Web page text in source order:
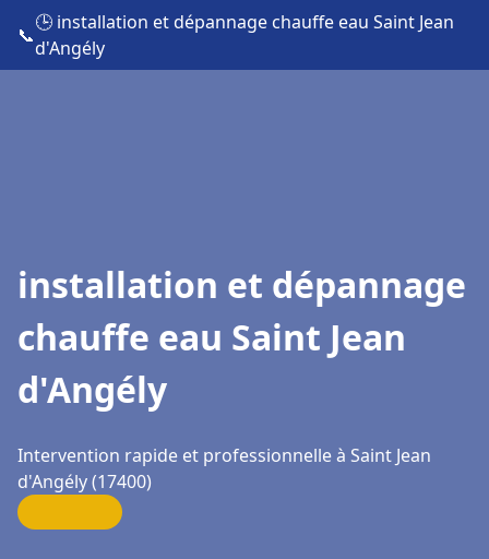
📞
🕒 installation et dépannage chauffe eau Saint Jean
d'Angély
installation et dépannage
chauffe eau Saint Jean
d'Angély
Intervention rapide et professionnelle à Saint Jean
d'Angély (17400)